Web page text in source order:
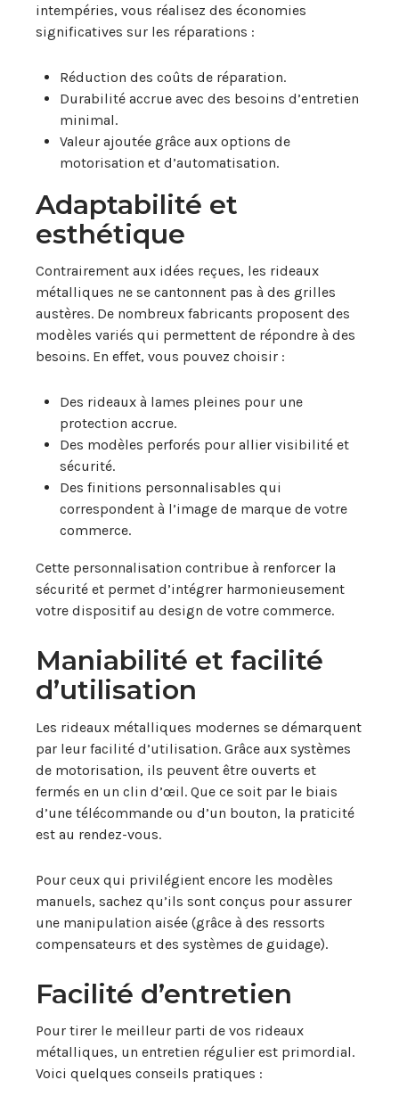
intempéries, vous réalisez des économies
significatives sur les réparations :
Réduction des coûts de réparation.
Durabilité accrue avec des besoins d’entretien
minimal.
Valeur ajoutée grâce aux options de
motorisation et d’automatisation.
Adaptabilité et
esthétique
Contrairement aux idées reçues, les rideaux
métalliques ne se cantonnent pas à des grilles
austères. De nombreux fabricants proposent des
modèles variés qui permettent de répondre à des
besoins. En effet, vous pouvez choisir :
Des rideaux à lames pleines pour une
protection accrue.
Des modèles perforés pour allier visibilité et
sécurité.
Des finitions personnalisables qui
correspondent à l’image de marque de votre
commerce.
Cette personnalisation contribue à renforcer la
sécurité et permet d’intégrer harmonieusement
votre dispositif au design de votre commerce.
Maniabilité et facilité
d’utilisation
Les rideaux métalliques modernes se démarquent
par leur facilité d’utilisation. Grâce aux systèmes
de motorisation, ils peuvent être ouverts et
fermés en un clin d’œil. Que ce soit par le biais
d’une télécommande ou d’un bouton, la praticité
est au rendez-vous.
Pour ceux qui privilégient encore les modèles
manuels, sachez qu’ils sont conçus pour assurer
une manipulation aisée (grâce à des ressorts
compensateurs et des systèmes de guidage).
Facilité d’entretien
Pour tirer le meilleur parti de vos rideaux
métalliques, un entretien régulier est primordial.
Voici quelques conseils pratiques :